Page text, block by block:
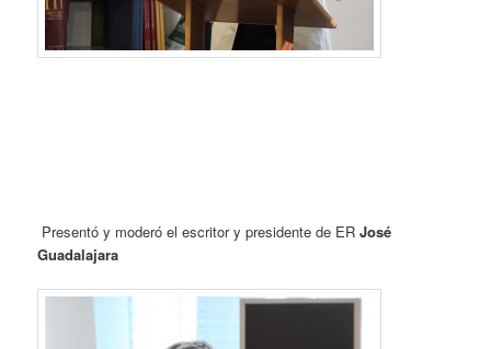
Presentó y moderó el escritor y presidente de ERJosé
Guadalajara